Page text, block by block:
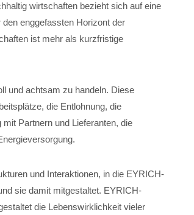
wirtschaften bezieht sich auf eine
enggefassten Horizont der
ist mehr als kurzfristige
und achtsam zu handeln. Diese
die Entlohnung, die
Partnern und Lieferanten, die
und Interaktionen, in die EYRICH-
sie damit mitgestaltet. EYRICH-
die Lebenswirklichkeit vieler